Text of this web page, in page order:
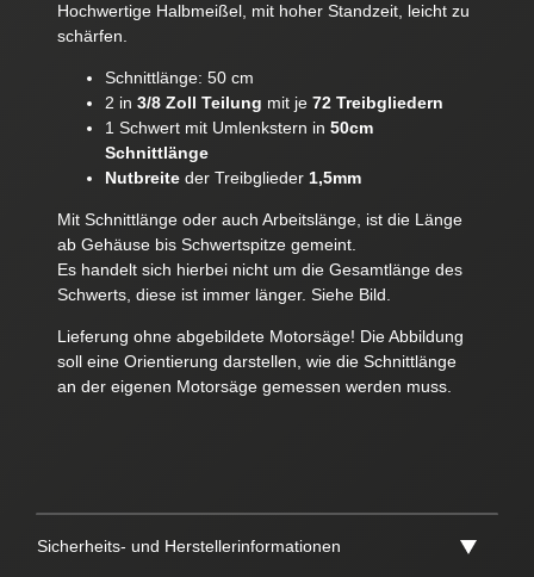
Hochwertige Halbmeißel, mit hoher Standzeit, leicht zu
schärfen.
Schnittlänge: 50 cm
2 in 3/8 Zoll Teilung mit je 72 Treibgliedern
1 Schwert mit Umlenkstern in 50cm
Schnittlänge
Nutbreiteder Treibglieder 1,5mm
Mit Schnittlänge oder auch Arbeitslänge, ist die Länge
ab Gehäuse bis Schwertspitze gemeint.
Es handelt sich hierbei nicht um die Gesamtlänge des
Schwerts, diese ist immer länger. Siehe Bild.
Lieferung ohne abgebildete Motorsäge! Die Abbildung
soll eine Orientierung darstellen, wie die Schnittlänge
an der eigenen Motorsäge gemessen werden muss.
Sicherheits- und Herstellerinformationen